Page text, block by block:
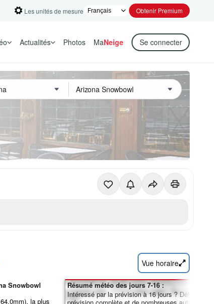
Les unités de mesure Obtenir Premium
Actualités Photos MaNeige Se connecter
Vue horaire
Snowbowl
la plus
Résumé météo des jours 7-16 :
Intéressé par la prévision à 16 jours ? Débloquez